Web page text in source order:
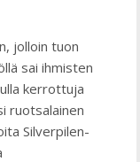
jolloin tuon
sai ihmisten
kerrottuja
ruotsalainen
Silverpilen-